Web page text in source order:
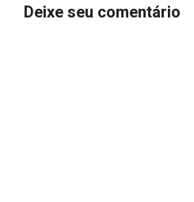
Deixe seu comentário